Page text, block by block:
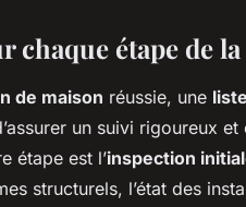
chaque étape de
de maison réussie, une
un suivi rigoureux
étape est l’inspection
structurels, l’état des